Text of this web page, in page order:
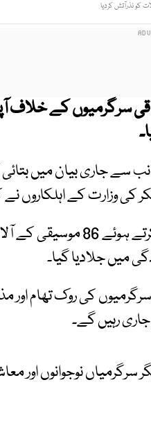
کو نذرآتش کردیا
سرگرمیوں کے خلاف
سے جاری بیان میں
کی وزارت کے اہلکاروں
بیان میں مزید کہا گیا ہے کہ جلال آباد شہر میں
میں جلادیا گیا۔
کی روک تھام اور
رہیں گے۔
نوجوانوں اور